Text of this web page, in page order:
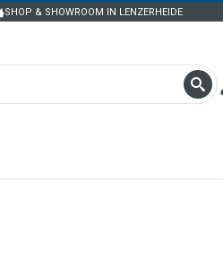
SHOP & SHOWROOM IN LENZERHEIDE